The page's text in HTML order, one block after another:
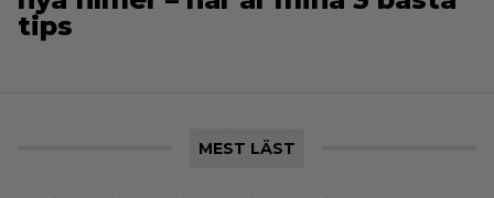
tips
MEST LÄST